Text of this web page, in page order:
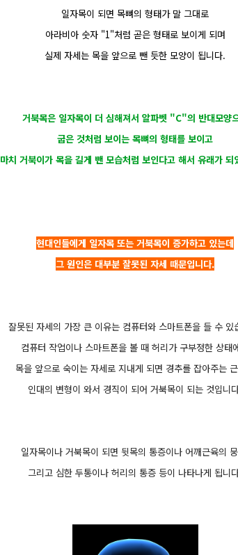
일자목이 되면 목뼈의 형태가 말 그대로
아라비아 숫자 "1"처럼 곧은 형태로 보이게 되며
실제 자세는 목을 앞으로 뺀 듯한 모양이 됩니다.
거북목은 일자목이 더 심해져서 알파벳 "C"의 반대모양
굽은 것처럼 보이는 목뼈의 형태를 보이고
마치 거북이가 목을 길게 뺀 모습처럼 보인다고 해서 유래가 되
현대인들에게 일자목 또는 거북목이 증가하고 있는데
그 원인은 대부분 잘못된 자세 때문입니다.
잘못된 자세의 가장 큰 이유는 컴퓨터와 스마트폰을 들 수 있
컴퓨터 작업이나 스마트폰을 볼 때 허리가 구부정한 상태
목을 앞으로 숙이는 자세로 지내게 되면 경추를 잡아주는
인대의 변형이 와서 경직이 되어 거북목이 되는 것입니
일자목이나 거북목이 되면 뒷목의 통증이나 어깨근육의
그리고 심한 두통이나 허리의 통증 등이 나타나게 됩니